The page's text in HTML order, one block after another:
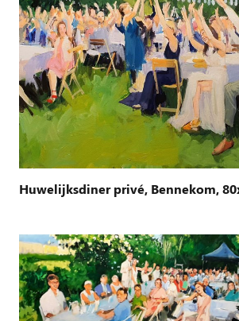
Huwelijksdiner privé, Bennekom,